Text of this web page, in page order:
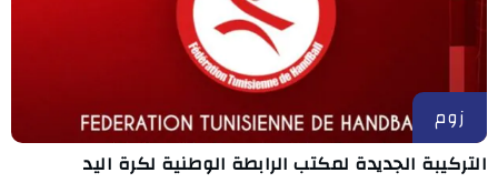
زوم
التركيبة الجديدة لمكتب الرابطة الوطنية لكرة اليد